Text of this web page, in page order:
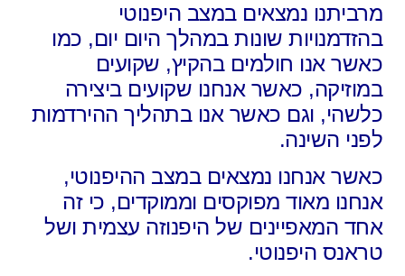
מרביתנו נמצאים במצב היפנוטי
בהזדמנויות שונות במהלך היום יום, כמו
כאשר אנו חולמים בהקיץ, שקועים
במוזיקה, כאשר אנחנו שקועים ביצירה
כלשהי, וגם כאשר אנו בתהליך ההירדמות
לפני השינה.
כאשר אנחנו נמצאים במצב ההיפנוטי,
אנחנו מאוד מפוקסים וממוקדים, כי זה
אחד המאפיינים של היפנוזה עצמית ושל
טראנס היפנוטי.